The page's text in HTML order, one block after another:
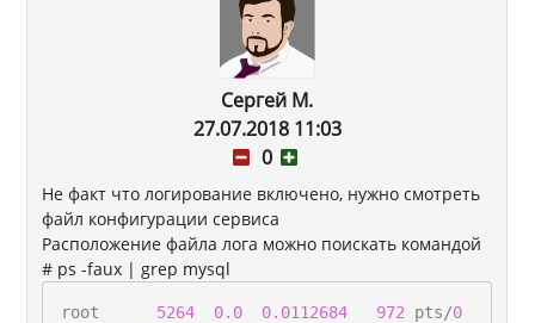
Сергей М.
27.07.2018 11:03
0
Не факт что логирование включено, нужно смотреть
файл конфигурации сервиса
Расположение файла лога можно поискать командой
# ps -faux | grep mysql
root 5264 0.0 0.0112684 972 pts/0